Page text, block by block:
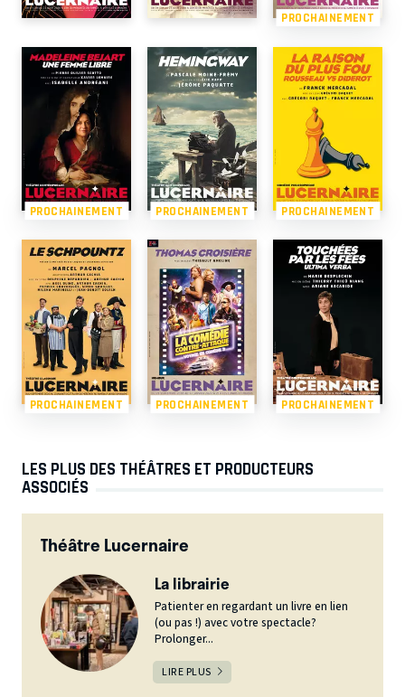
PROCHAINEMENT
PROCHAINEMENT PROCHAINEMENT PROCHAINEMENT
PROCHAINEMENT PROCHAINEMENT PROCHAINEMENT
LES PLUS DES THÉÂTRES ET PRODUCTEURS
ASSOCIÉS
Théâtre Lucernaire
La librairie
Patienter en regardant un livre en lien
(ou pas !) avec votre spectacle?
Prolonger...
LIRE PLUS